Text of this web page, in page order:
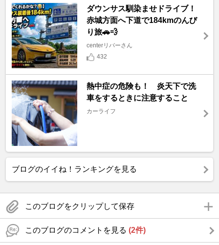
ダウンサス馴染ませドライブ！
赤城方面へ下道で184kmのんび
り旅🚗💨
centerリバーさん
432
熱中症の危険も！ 炎天下で洗
車をするときに注意すること
カーライフ
ブログのイイね！ランキングを見る
このブログをクリップして保存
このブログのコメントを見る (2件)